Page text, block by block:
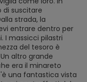
suscitare
strada, la
entrare dentro per
I massicci pilastri
del tesoro è
altro grande
era il minareto
una fantastica vista